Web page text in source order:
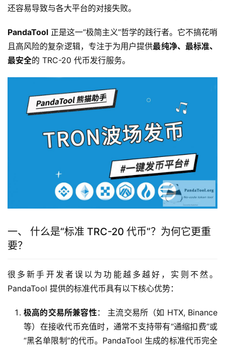
还容易导致与各大平台的对接失败。
PandaTool 正是这一“极简主义”哲学的践行者。它不搞花哨
且高风险的复杂逻辑，专注于为用户提供最纯净、最标准、
最安全的 TRC-20 代币发行服务。
一、 什么是“标准 TRC-20 代币”？为何它更重
要？
很多新手开发者误以为功能越多越好，实则不然。
PandaTool 提供的标准代币具有以下核心优势：
极高的交易所兼容性 ： 主流交易所（如 HTX, Binance
等）在接收代币充值时，通常不支持带有“通缩扣费”或
“黑名单限制”的代币。PandaTool 生成的标准代币完全